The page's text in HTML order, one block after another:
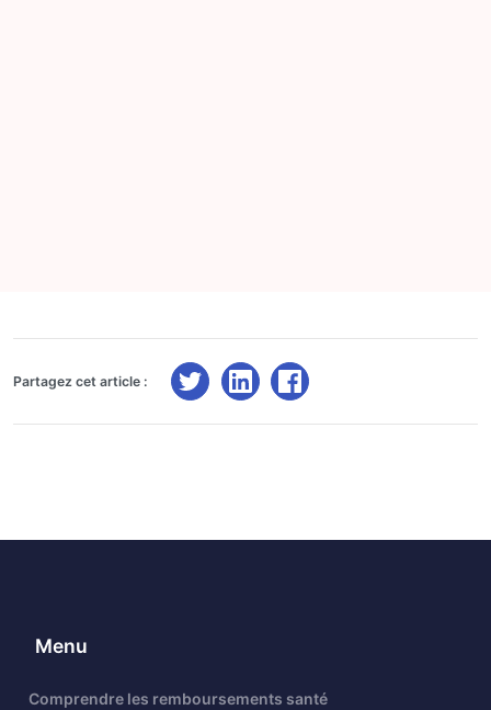
Partagez cet article :
Menu
Comprendre les remboursements santé